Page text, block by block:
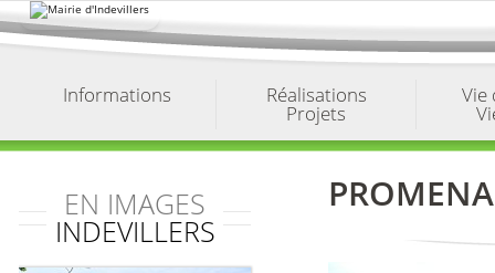
au
contenu.
Informations Réalisations
Projets
Vie
EN IMAGES
INDEVILLERS